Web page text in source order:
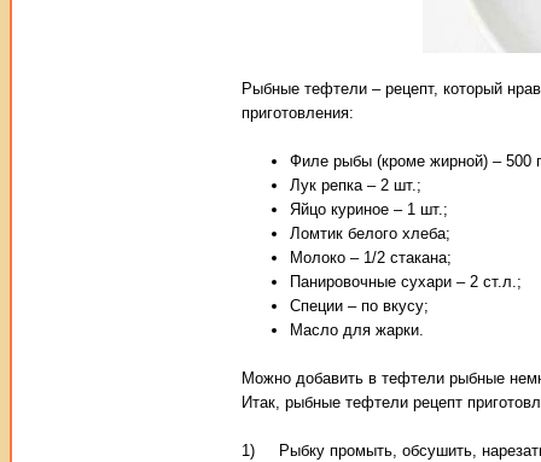
Рыбные тефтели – рецепт, который
приготовления:
Филе рыбы (кроме жирной) – 500
Лук репка – 2 шт.;
Яйцо куриное – 1 шт.;
Ломтик белого хлеба;
Молоко – 1/2 стакана;
Панировочные сухари – 2 ст.л.;
Специи – по вкусу;
Масло для жарки.
Можно добавить в тефтели рыбные
Итак, рыбные тефтели рецепт
1) Рыбку промыть, обсушить,